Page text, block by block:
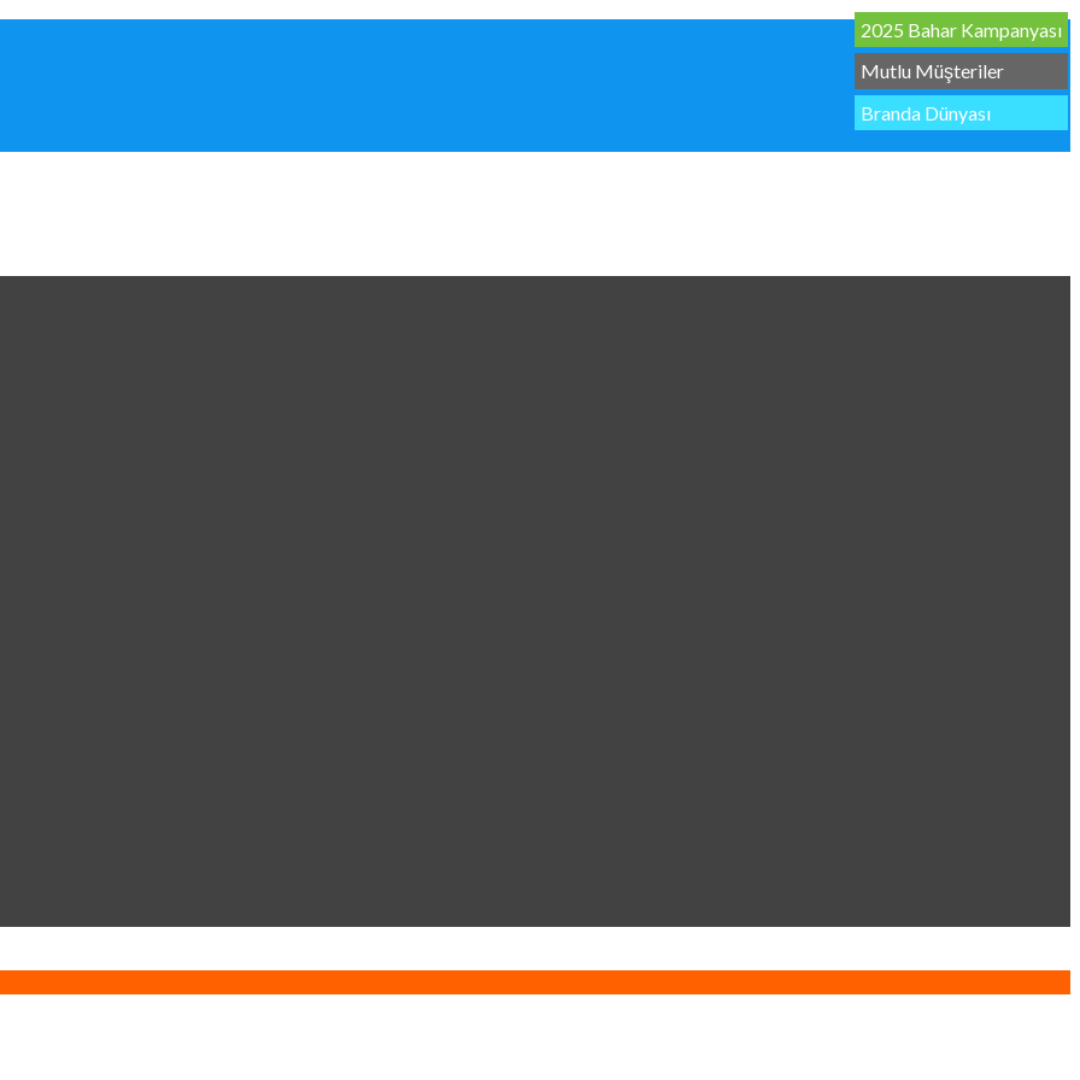
2025 Bahar Kampanyası
Mutlu Müşteriler
Branda Dünyası